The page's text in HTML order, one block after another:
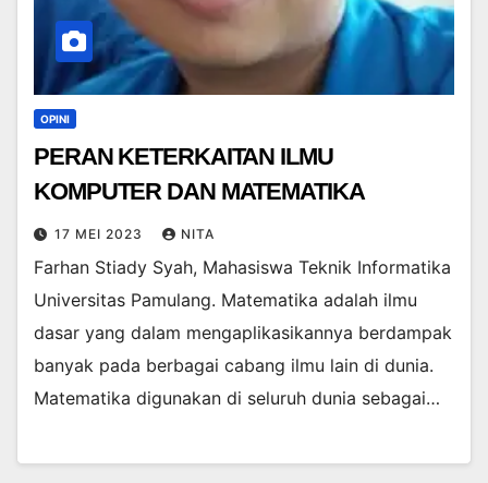
OPINI
PERAN KETERKAITAN ILMU
KOMPUTER DAN MATEMATIKA
17 MEI 2023 NITA
Farhan Stiady Syah, Mahasiswa Teknik Informatika
Universitas Pamulang. Matematika adalah ilmu
dasar yang dalam mengaplikasikannya berdampak
banyak pada berbagai cabang ilmu lain di dunia.
Matematika digunakan di seluruh dunia sebagai…